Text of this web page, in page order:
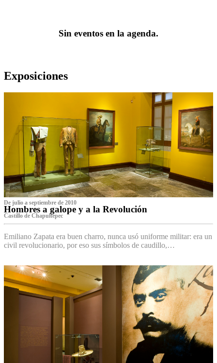
Sin eventos en la agenda.
Exposiciones
De julio a septiembre de 2010
Hombres a galope y a la Revolución
Castillo de Chapultepec
Emiliano Zapata era buen charro, nunca usó uniforme militar: era un
civil revolucionario, por eso sus símbolos de caudillo,…